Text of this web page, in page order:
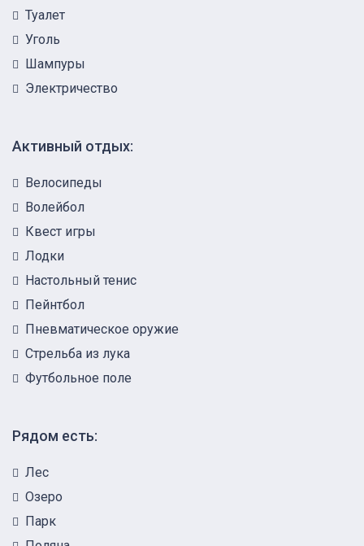
Туалет
Уголь
Шампуры
Электричество
Активный отдых:
Велосипеды
Волейбол
Квест игры
Лодки
Настольный тенис
Пейнтбол
Пневматическое оружие
Стрельба из лука
Футбольное поле
Рядом есть:
Лес
Озеро
Парк